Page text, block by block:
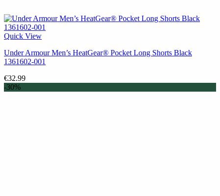
Quick View
Under Armour Men’s HeatGear® Pocket Long Shorts Black
1361602-001
€32.99
-30%